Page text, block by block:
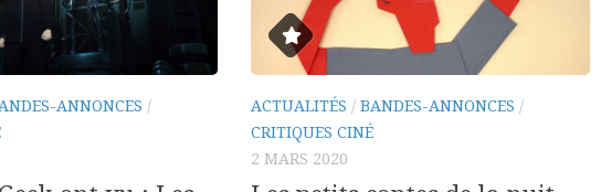
ANNONCES /
ACTUALITÉS / BANDES-ANNONCES /
CRITIQUES CINÉ
2 MARS 2020